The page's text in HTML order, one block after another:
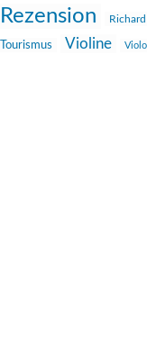
Rezension
Tourismus Violine